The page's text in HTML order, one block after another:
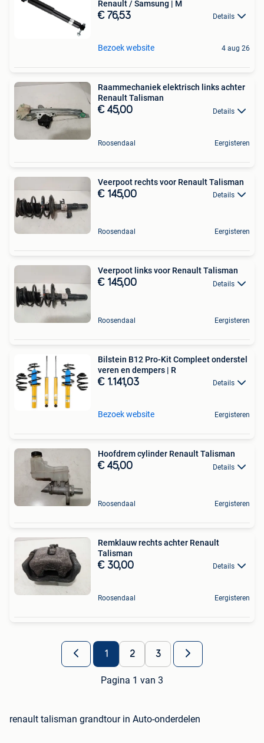
Renault / Samsung | M
€ 76,53 Details
Bezoek website 4 aug 26
Raammechaniek elektrisch links achter
Renault Talisman
€ 45,00 Details
Roosendaal Eergisteren
Veerpoot rechts voor Renault Talisman
€ 145,00 Details
Roosendaal Eergisteren
Veerpoot links voor Renault Talisman
€ 145,00 Details
Roosendaal Eergisteren
Bilstein B12 Pro-Kit Compleet onderstel
veren en dempers | R
€ 1.141,03 Details
Bezoek website Eergisteren
Hoofdrem cylinder Renault Talisman
€ 45,00 Details
Roosendaal Eergisteren
Remklauw rechts achter Renault
Talisman
€ 30,00 Details
Roosendaal Eergisteren
1 2 3
Pagina 1 van 3
renault talisman grandtour in Auto-onderdelen